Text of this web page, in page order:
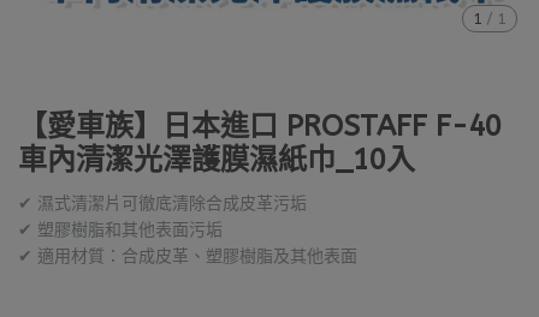
1 / 1
【愛車族】日本進口 PROSTAFF F-40
車內清潔光澤護膜濕紙巾_10入
✔ 濕式清潔片可徹底清除合成皮革污垢
✔ 塑膠樹脂和其他表面污垢
✔ 適用材質：合成皮革、塑膠樹脂及其他表面